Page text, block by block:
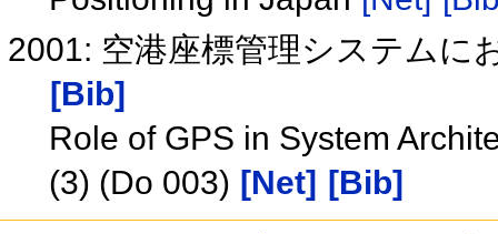
2001: 空港座標管理システムに
[Bib]
Role of GPS in System
(3) (Do 003) [Net] [Bib]